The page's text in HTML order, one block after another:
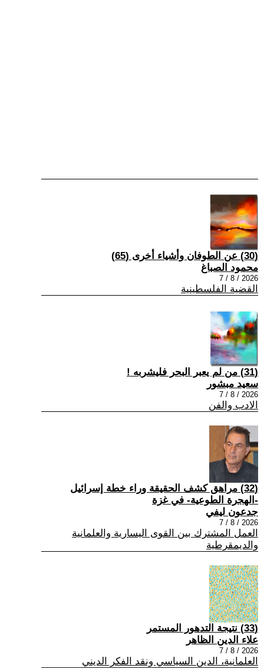
(30) عن الطوفان وأشياء أخرى (65)
محمود الصباغ
2026 / 8 / 7
القضية الفلسطينية
(31) من لم يعبر البحر فليشربه !
سعيد مبشور
2026 / 8 / 7
الادب والفن
(32) مراهق كشف الحقيقة وراء خطة إسرائيل
-الهجرة الطوعية- في غزة
جدعون ليفي
2026 / 8 / 7
العمل المشترك بين القوى اليسارية والعلمانية
والديمقرطية
(33) نتيجة التدهور المستمر
علاء الدين الظاهر
2026 / 8 / 7
العلمانية، الدين السياسي ونقد الفكر الديني